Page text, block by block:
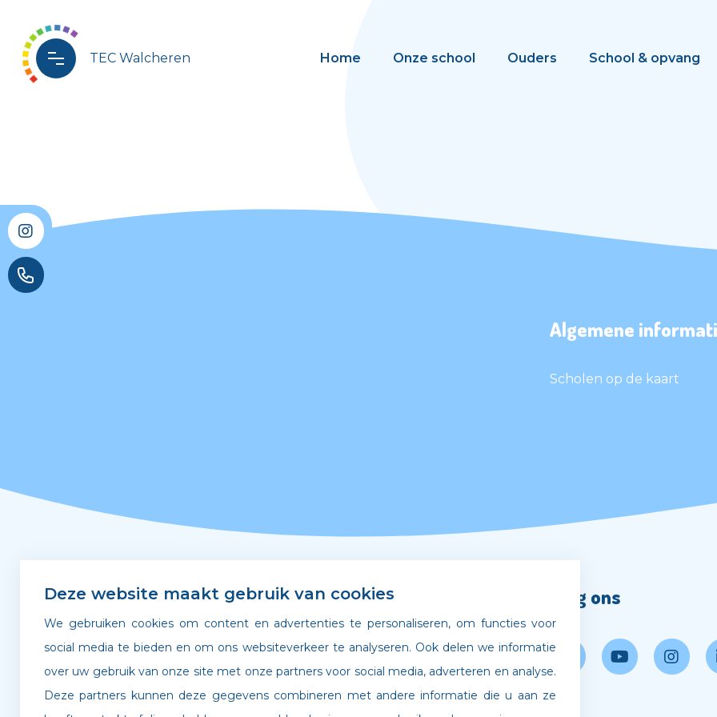
TEC Walcheren Home Onze school Ouders School & opvang
Algemene
Scholen op de kaart
Snel naar
Leerplicht & verzuim
Verlof aanvragen
Gedragscode
Werken bij Archipel
Volg ons
Deze website maakt gebruik van cookies
We gebruiken cookies om content en advertenties te personaliseren, om functies voor
social media te bieden en om ons websiteverkeer te analyseren. Ook delen we informatie
over uw gebruik van onze site met onze partners voor social media, adverteren en analyse.
Deze partners kunnen deze gegevens combineren met andere informatie die u aan ze